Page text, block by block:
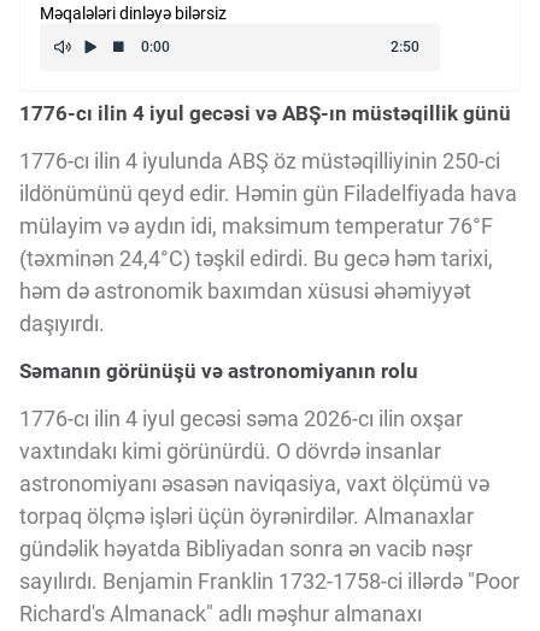
Kriptovalyuta
ÇƏRƏZLƏR SİYASƏTİ
İSTIFADƏ ŞƏRTLƏRİ
MƏXFİLİK SİYASƏTİ
Haqqımızda
Vizyoner Baxışı
Innovasiya Bələdçisi
Məqalələri dinləyə bilərsiz
1776-cı ilin 4 iyul gecəsi və ABŞ-ın müstəqillik günü
1776-cı ilin 4 iyulunda ABŞ öz müstəqilliyinin 250-ci
ildönümünü qeyd edir. Həmin gün Filadelfiyada hava
mülayim və aydın idi, maksimum temperatur 76°F
(təxminən 24,4°C) təşkil edirdi. Bu gecə həm tarixi,
həm də astronomik baxımdan xüsusi əhəmiyyət
daşıyırdı.
Səmanın görünüşü və astronomiyanın rolu
1776-cı ilin 4 iyul gecəsi səma 2026-cı ilin oxşar
vaxtındakı kimi görünürdü. O dövrdə insanlar
astronomiyanı əsasən naviqasiya, vaxt ölçümü və
torpaq ölçmə işləri üçün öyrənirdilər. Almanaxlar
gündəlik həyatda Bibliyadan sonra ən vacib nəşr
sayılırdı. Benjamin Franklin 1732-1758-ci illərdə "Poor
Richard's Almanack" adlı məşhur almanaxı